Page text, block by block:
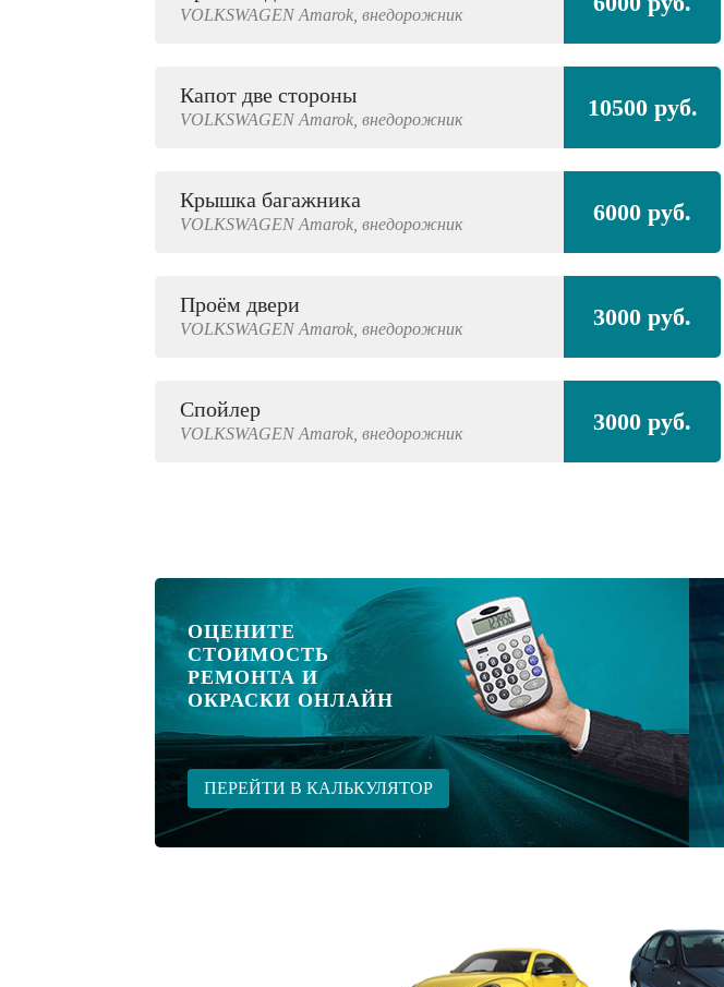
VOLKSWAGEN Amarok, внедорожник
Капот две стороны
VOLKSWAGEN Amarok, внедорожник 10500 руб.
Крышка багажника
VOLKSWAGEN Amarok, внедорожник 6000 руб.
Проём двери
VOLKSWAGEN Amarok, внедорожник 3000 руб.
Спойлер
VOLKSWAGEN Amarok, внедорожник 3000 руб.
ОЦЕНИТЕ
СТОИМОСТЬ
РЕМОНТА И
ОКРАСКИ ОНЛАЙН
ПЕРЕЙТИ В КАЛЬКУЛЯТОР